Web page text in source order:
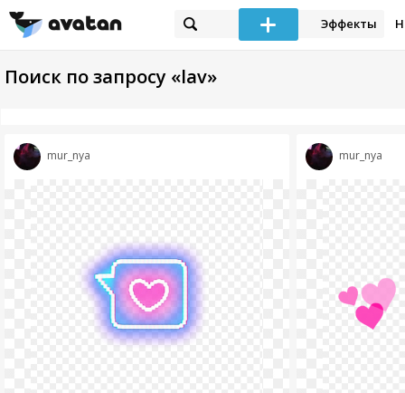
Эффекты
Поиск по запросу «lav»
mur_nya mur_nya